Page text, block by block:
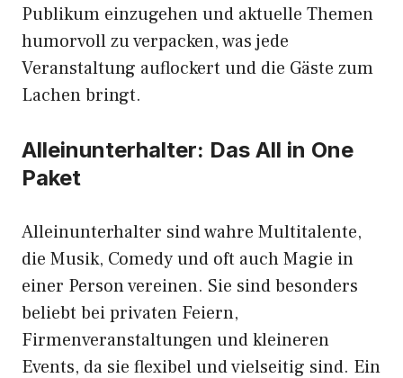
Publikum einzugehen und aktuelle Themen
humorvoll zu verpacken, was jede
Veranstaltung auflockert und die Gäste zum
Lachen bringt.
Alleinunterhalter: Das All in One
Paket
Alleinunterhalter sind wahre Multitalente,
die Musik, Comedy und oft auch Magie in
einer Person vereinen. Sie sind besonders
beliebt bei privaten Feiern,
Firmenveranstaltungen und kleineren
Events, da sie flexibel und vielseitig sind. Ein